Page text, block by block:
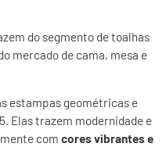
do segmento de toalhas
mercado de cama, mesa e
estampas geométricas e
Elas trazem modernidade e
com cores vibrantes e